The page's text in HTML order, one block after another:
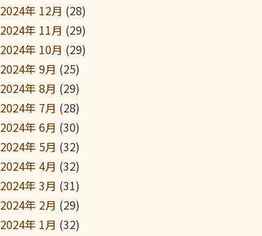
2024年 12月 (28)
2024年 11月 (29)
2024年 10月 (29)
2024年 9月 (25)
2024年 8月 (29)
2024年 7月 (28)
2024年 6月 (30)
2024年 5月 (32)
2024年 4月 (32)
2024年 3月 (31)
2024年 2月 (29)
2024年 1月 (32)